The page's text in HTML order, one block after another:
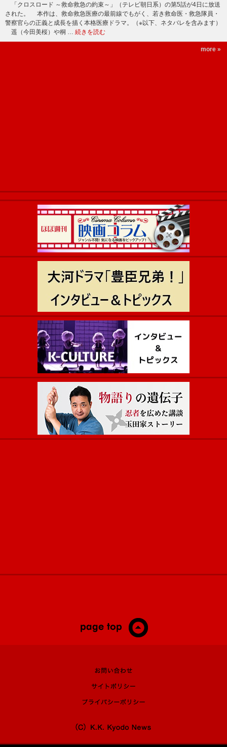
「クロスロード ～救命救急の約束～」（テレビ朝日系）の第5話が4日に放送
された。 本作は、救命救急医療の最前線でもがく、若き救命医・救急隊員・
警察官らの正義と成長を描く本格医療ドラマ。（※以下、ネタバレを含みます）
遥（今田美桜）や桐 … 続きを読む
more »